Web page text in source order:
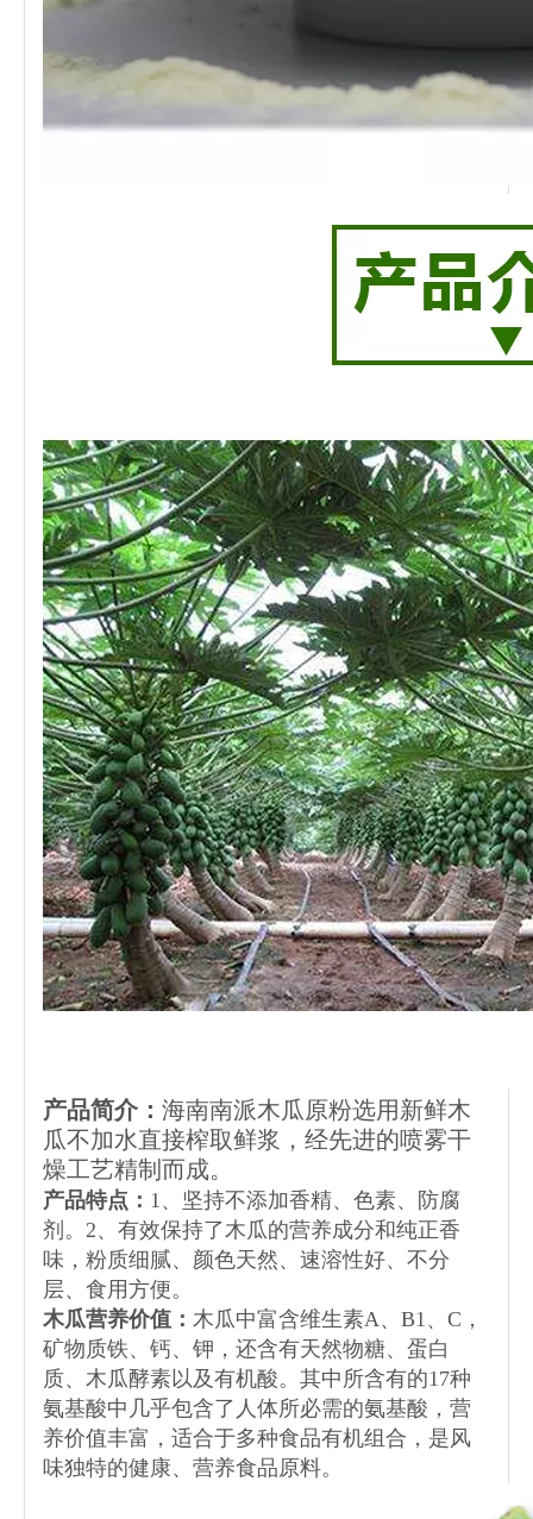
产品简介： 海南南派木瓜原粉选用新鲜木
瓜不加水直接榨取鲜浆，经先进的喷雾干
燥工艺精制而成。
产品特点： 1、坚持不添加香精、色素、防腐
剂。2、有效保持了木瓜的营养成分和纯正香
味，粉质细腻、颜色天然、速溶性好、不分
层、食用方便。
木瓜营养价值： 木瓜中富含维生素A、B1、C，
矿物质铁、钙、钾，还含有天然物糖、蛋白
质、木瓜酵素以及有机酸。其中所含有的17种
氨基酸中几乎包含了人体所必需的氨基酸，营
养价值丰富，适合于多种食品有机组合，是风
味独特的健康、营养食品原料。